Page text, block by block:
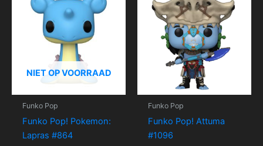
NIET OP VOORRAAD
Funko Pop
Funko Pop! Pokemon:
Lapras #864
Funko Pop
Funko Pop! Attuma
#1096